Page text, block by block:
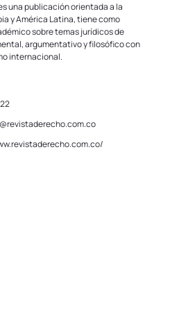
una publicación orientada a la
y América Latina, tiene como
sobre temas jurídicos de
argumentativo y filosófico con
internacional.